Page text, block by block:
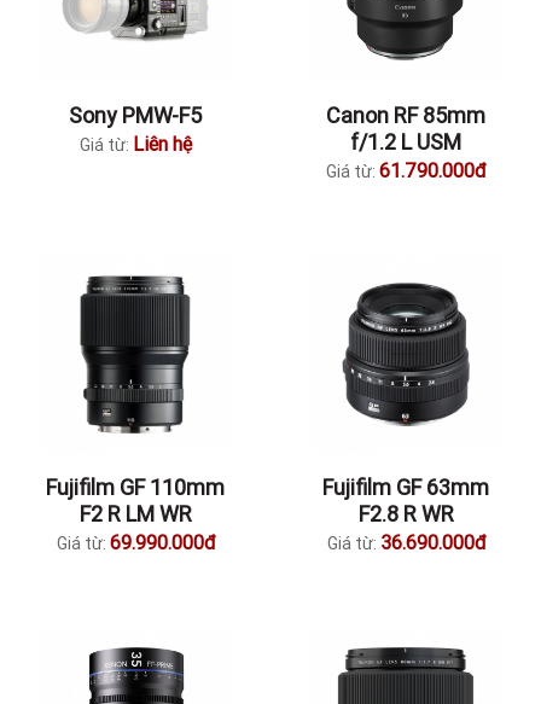
Sony PMW-F5
Giá từ: Liên hệ
Canon RF 85mm
f/1.2 L USM
Giá từ: 61.790.000đ
Fujifilm GF 110mm
F2 R LM WR
Giá từ: 69.990.000đ
Fujifilm GF 63mm
F2.8 R WR
Giá từ: 36.690.000đ